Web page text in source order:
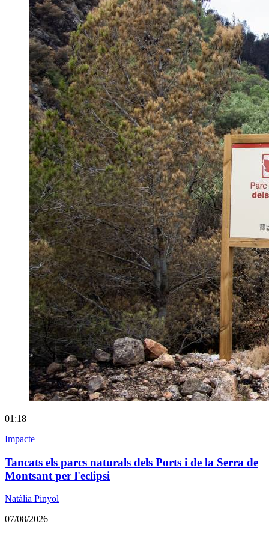
01:18
Impacte
Tancats els parcs naturals dels Ports i de la Serra de
Montsant per l'eclipsi
Natàlia Pinyol
07/08/2026